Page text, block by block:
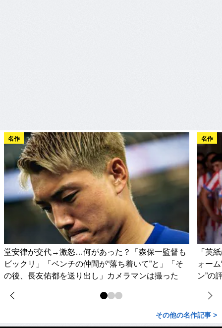
名作
堂安律が交代→激怒…何があった？「森保一監督も
ビックリ」「ベンチの仲間が“落ち着いて”と」「そ
の後、長友佑都を送り出し」カメラマンは撮った
名作
「英
ォー
ン”の
その他の名作記事 >